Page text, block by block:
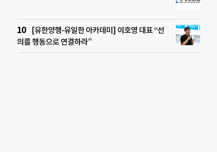
[유한양행-유일한 아카데미] 이호영 대표 “선
의를 행동으로 연결하라”